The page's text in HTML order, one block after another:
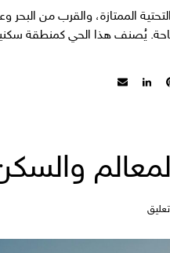
الممتازة، والقرب من البحر
يُصنف هذا الحي كمنطقة